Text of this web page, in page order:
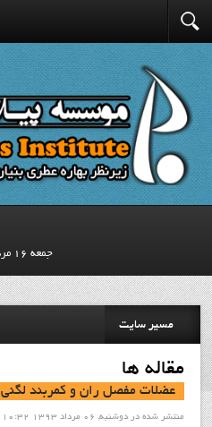
جمعه 16 مرداد 1405
مسیر سایت
مقاله ها
عضلات مفصل ران و کمربند لگنی
منتشر شده در دوشنبه, 06 مرداد 1393 10:32